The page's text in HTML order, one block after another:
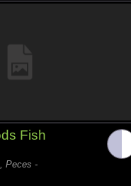
Fish
Peces -